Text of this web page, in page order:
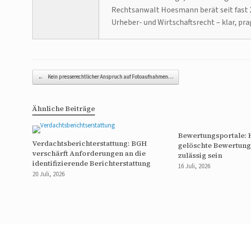
Rechtsanwalt Hoesmann berät seit fast
Urheber- und Wirtschaftsrecht – klar,
Beitragsnavigation
← Kein presserechtlicher Anspruch auf Fotoaufnahmen…
Ähnliche Beiträge
Verdachtsberichterstattung: BGH
verschärft Anforderungen an die
identifizierende Berichterstattung
20 Juli, 2026
Bewertungsportale:
gelöschte
zulässig sein
16 Juli, 2026